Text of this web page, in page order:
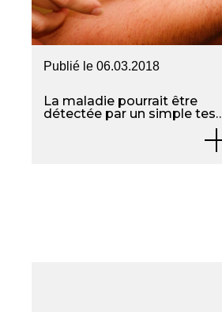
Publié le 06.03.2018
La maladie pourrait être
détectée par un simple test